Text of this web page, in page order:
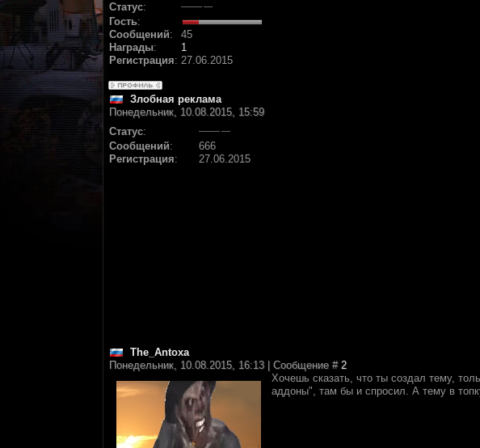
Статус:
Гость:
Сообщений:
45
Награды:
1
Регистрация: 27.06.2015
Злобная реклама
Понедельник, 10.08.2015, 15:59
Статус:
Сообщений:
666
Регистрация: 27.06.2015
The_Antoxa
Понедельник, 10.08.2015, 16:13 | Сообщение # 2
Хочешь сказать, что ты создал тему,
аддоны", там бы и спросил. А тему в